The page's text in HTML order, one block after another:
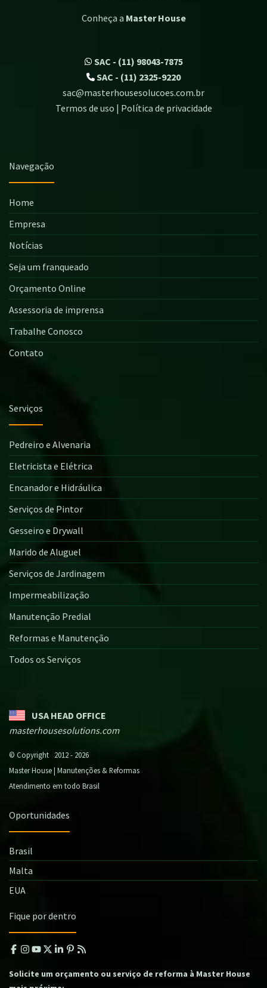
Conheça a Master House
SAC - (11) 98043-7875
SAC - (11) 2325-9220
sac@masterhousesolucoes.com.br
Termos de uso | Política de privacidade
Navegação
Home
Empresa
Notícias
Seja um franqueado
Orçamento Online
Assessoria de imprensa
Trabalhe Conosco
Contato
Serviços
Pedreiro e Alvenaria
Eletricista e Elétrica
Encanador e Hidráulica
Serviços de Pintor
Gesseiro e Drywall
Marido de Aluguel
Serviços de Jardinagem
Impermeabilização
Manutenção Predial
Reformas e Manutenção
Todos os Serviços
USA HEAD OFFICE
masterhousesolutions.com
© Copyright 2012 - 2026
Master House | Manutenções & Reformas
Atendimento em todo Brasil
Oportunidades
Brasil
Malta
EUA
Fique por dentro
Solicite um orçamento ou serviço de reforma à Master House